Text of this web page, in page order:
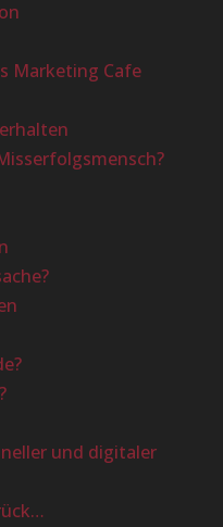
Marketing Cafe
und digitaler